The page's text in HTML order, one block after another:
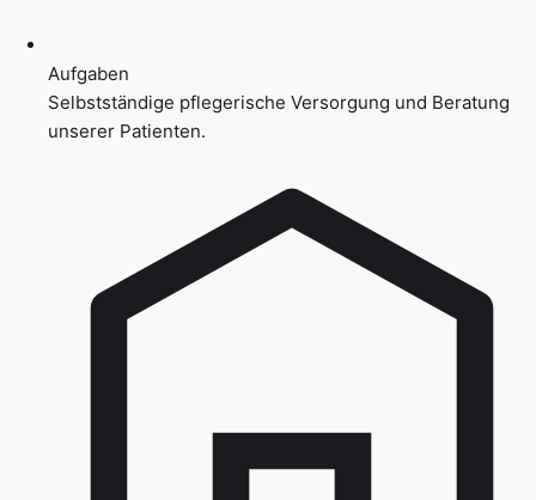
Aufgaben
Selbstständige pflegerische Versorgung und Beratung
unserer Patienten.